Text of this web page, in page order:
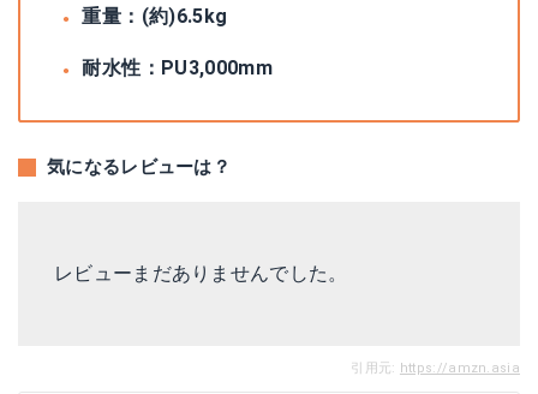
重量：(約)6.5kg
耐水性：PU3,000mm
気になるレビューは？
レビューまだありませんでした。
引用元: https://amzn.asia